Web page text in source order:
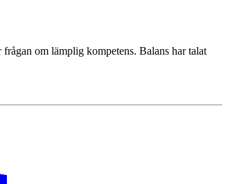
om lämplig kompetens. Balans har talat